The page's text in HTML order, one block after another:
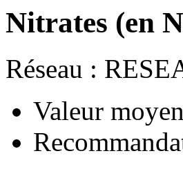
Nitrates (en
Réseau :
Valeur